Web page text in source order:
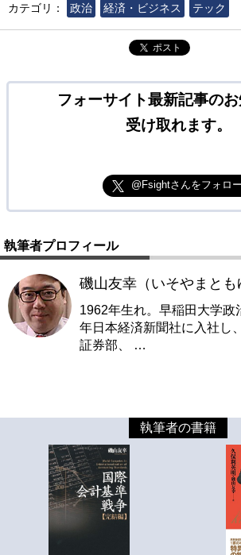
カテゴリ：
政治 経済・ビジネス テック
ポスト
フォーサイト最新記事の
受け取れます。
@Fsightさんをフォロー
執筆者プロフィール
磯山友幸（いそやまとも
1962年生れ。早稲田大学政
年日本経済新聞社に入社し
証券部、
…
執筆者の書籍